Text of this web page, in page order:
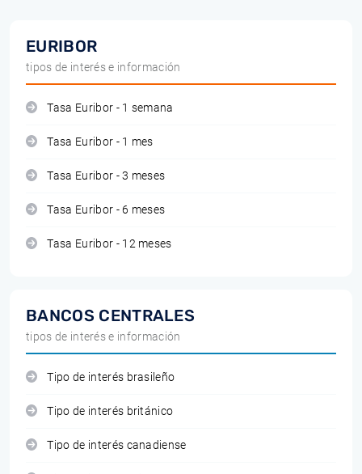
EURIBOR
tipos de interés e información
Tasa Euribor - 1 semana
Tasa Euribor - 1 mes
Tasa Euribor - 3 meses
Tasa Euribor - 6 meses
Tasa Euribor - 12 meses
BANCOS CENTRALES
tipos de interés e información
Tipo de interés brasileño
Tipo de interés británico
Tipo de interés canadiense